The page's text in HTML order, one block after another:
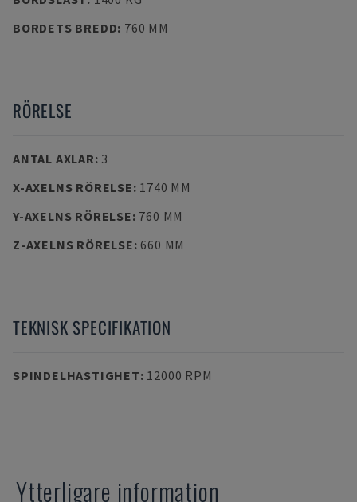
BORDETS BREDD: 760 MM
RÖRELSE
ANTAL AXLAR: 3
X-AXELNS RÖRELSE: 1740 MM
Y-AXELNS RÖRELSE: 760 MM
Z-AXELNS RÖRELSE: 660 MM
TEKNISK SPECIFIKATION
SPINDELHASTIGHET: 12000 RPM
Ytterligare information